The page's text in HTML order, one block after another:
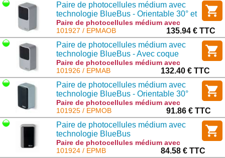
Paire de photocellules médium avec
technologie BlueBus - Orientable 30° et
avec coque métallique anti-effraction
Paire de photocellules médium avec
technologie BlueBus - Orientable 30° et
avec coque métallique anti-effraction :
EPMAOB
101927 / EPMAOB
135.94 € TTC
Paire de photocellules médium avec
technologie BlueBus - Avec coque
métallique anti-effraction
Paire de photocellules médium avec
technologie BlueBus - Avec coque
métallique anti-effraction : EPMAB
101926 / EPMAB
132.40 € TTC
Paire de photocellules médium avec
technologie BlueBus - Orientable 30°
Paire de photocellules médium avec
technologie BlueBus - Orientable 30° :
EPMOB
101925 / EPMOB
91.86 € TTC
Paire de photocellules médium avec
technologie BlueBus
Paire de photocellules médium avec
technologie BlueBus : EPMB
101924 / EPMB
84.58 € TTC